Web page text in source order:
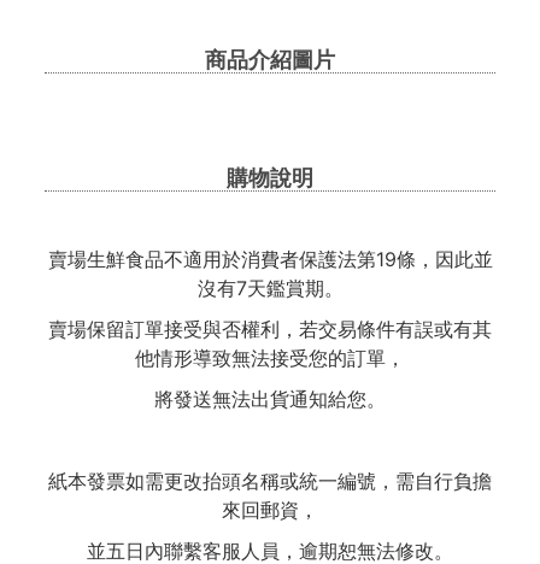
商品介紹圖片
購物說明
賣場生鮮食品不適用於消費者保護法第19條，因此並
沒有7天鑑賞期。
賣場保留訂單接受與否權利，若交易條件有誤或有其
他情形導致無法接受您的訂單，
將發送無法出貨通知給您。
紙本發票如需更改抬頭名稱或統一編號，需自行負擔
來回郵資，
並五日內聯繫客服人員，逾期恕無法修改。